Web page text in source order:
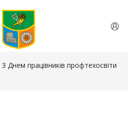
З Днем працівників профтехосвіти